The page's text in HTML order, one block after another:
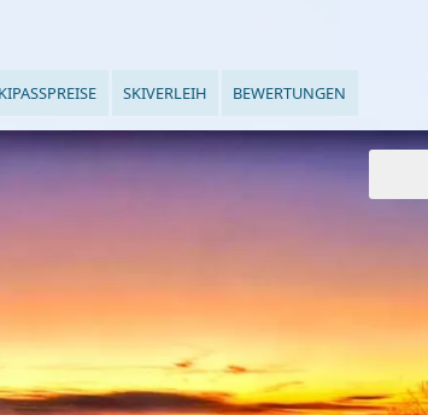
SKIVERLEIH BEWERTUNGEN